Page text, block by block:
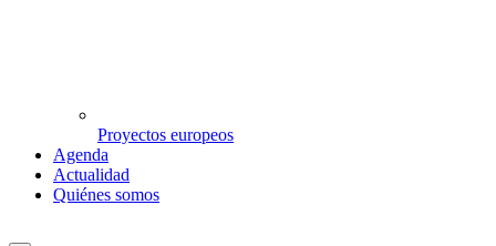
Proyectos europeos
Agenda
Actualidad
Quiénes somos